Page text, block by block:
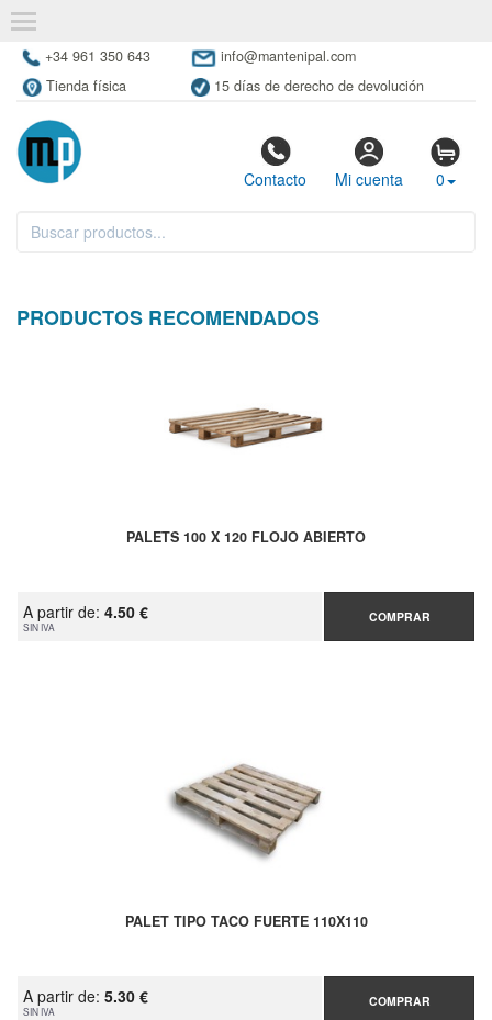
+34 961 350 643
info@mantenipal.com
Tienda física
15 días de derecho de devolución
Contacto Mi cuenta 0
PRODUCTOS RECOMENDADOS
PALETS 100 X 120 FLOJO ABIERTO
A partir de: 4.50 €
SIN IVA
COMPRAR
PALET TIPO TACO FUERTE 110X110
A partir de: 5.30 €
SIN IVA
COMPRAR